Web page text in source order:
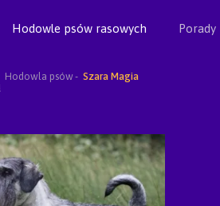
Hodowle psów rasowych Porady
Hodowla psów Szara Magia